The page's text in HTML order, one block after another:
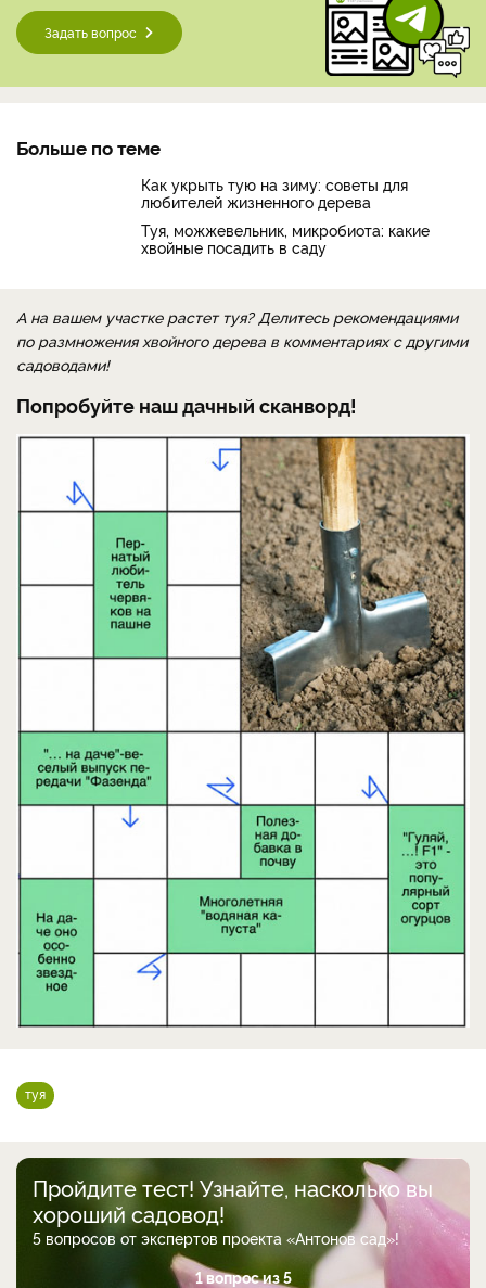
Задать вопрос
Больше по теме
Как укрыть тую на зиму: советы для
любителей жизненного дерева
Туя, можжевельник, микробиота: какие
хвойные посадить в саду
А на вашем участке растет туя? Делитесь рекомендациями
по размножения хвойного дерева в комментариях с другими
садоводами!
Попробуйте наш дачный сканворд!
туя
Пройдите тест! Узнайте, насколько вы
хороший садовод!
5 вопросов от экспертов проекта «Антонов сад»!
1 вопрос из 5